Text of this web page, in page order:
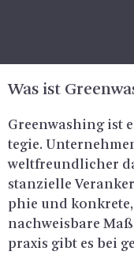
Was ist
Green­wa­shing ist
te­gie.
welt­freund­li­cher
stan­zi­el­le
phie und
nach­weis­ba­re
pra­xis gibt es bei